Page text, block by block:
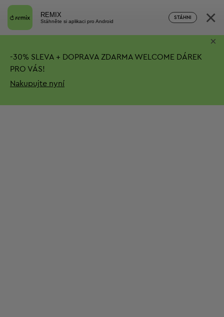
REMIX
Stáhněte si aplikaci pro Android
STÁHNI ×
-30% SLEVA + DOPRAVA ZDARMA WELCOME DÁREK
PRO VÁS!
Nakupujte nyní
×